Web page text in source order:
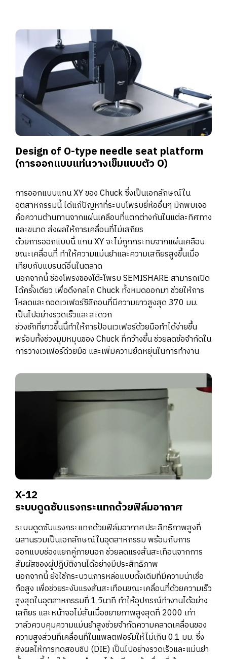
Design of O-type needle seat platform
(การออกแบบแท่นวางเข็มแบบตัว O)
การออกแบบแกน XY ของ Chuck ซึ่งเป็นเอกลักษณ์ใน
อุตสาหกรรมนี้ ได้แก้ปัญหาที่ระบบโพรบยี่ห้ออื่นๆ มักพบเจอ
คือความต้านทานจากแผ่นเคลือบที่แตกต่างกันในแต่ละทิศทาง
และขนาด ส่งผลให้การเคลื่อนที่ไม่เสถียร
ด้วยการออกแบบนี้ แกน XY จะไม่ถูกกระทบจากแผ่นเคลือบ
ขณะเคลื่อนที่ ทำให้ความแม่นยำและความเสถียรสูงขึ้นเมื่อ
เทียบกับแบรนด์อื่นในตลาด
นอกจากนี้ ช่องโพรงของโต๊ะโพรบ SEMISHARE สามารถเปิด
ได้ครั้งเดียว เพื่อดึงกลไก Chuck ทั้งหมดออกมา ช่วยให้การ
โหลดและถอดเวเฟอร์ซิลิกอนที่มีความยาวสูงสุด 370 มม.
เป็นไปอย่างรวดเร็วและสะดวก
ช่วงชักที่ยาวขึ้นนี้ทำให้การป้อนเวเฟอร์ด้วยมือทำได้ง่ายขึ้น
พร้อมทั้งช่วงมุมหมุนของ Chuck ที่กว้างขึ้น ช่วยลดข้อจำกัดใน
การวางเวเฟอร์ด้วยมือ และเพิ่มความยืดหยุ่นในการทำงาน
X-12
ระบบดูดซับแรงกระแทกด้วยฟิล์มอากาศ
ระบบดูดซับแรงกระแทกด้วยฟิล์มอากาศประสิทธิภาพสูงที่
ผสานรวมเป็นเอกลักษณ์ในอุตสาหกรรม พร้อมกับการ
ออกแบบช่องแยกคู่ภายนอก ช่วยลดแรงสั่นสะเทือนจากการ
สัมผัสของผู้ปฏิบัติงานได้อย่างมีประสิทธิภาพ
นอกจากนี้ ยังใช้กระบวนการหล่อแบบดั้งเดิมที่มีความน่าเชื่อ
ถือสูง เพื่อช่วยระงับแรงสั่นสะเทือนขณะเคลื่อนที่ด้วยความเร็ว
สูงสุดในอุตสาหกรรมที่ 1 วินาที ทำให้อุปกรณ์ทำงานได้อย่าง
เสถียร และหน้าจอไม่สั่นเมื่อขยายภาพสูงสุดที่ 2000 เท่า
วาล์วควบคุมความแม่นยำสูงช่วยจำกัดความคลาดเคลื่อนของ
ความสูงส่วนที่เคลื่อนที่ในแพลตฟอร์มให้ไม่เกิน 0.1 มม. ซึ่ง
ส่งผลให้การทดสอบชิป (DIE) เป็นไปอย่างรวดเร็วและแม่นยำ